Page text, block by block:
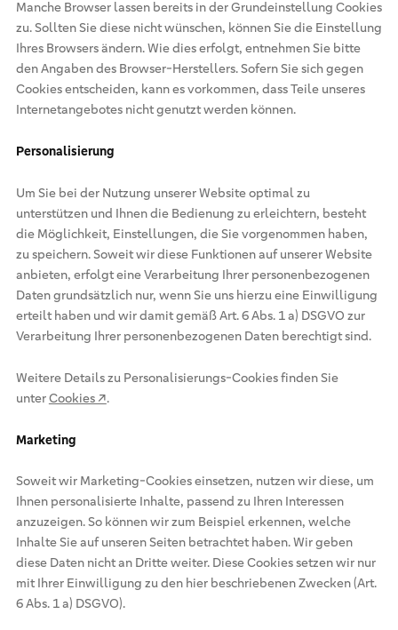
Manche Browser lassen bereits in der Grundeinstellung Cookies
zu. Sollten Sie diese nicht wünschen, können Sie die Einstellung
Ihres Browsers ändern. Wie dies erfolgt, entnehmen Sie bitte
den Angaben des Browser-Herstellers. Sofern Sie sich gegen
Cookies entscheiden, kann es vorkommen, dass Teile unseres
Internetangebotes nicht genutzt werden können.
Personalisierung
Um Sie bei der Nutzung unserer Website optimal zu
unterstützen und Ihnen die Bedienung zu erleichtern, besteht
die Möglichkeit, Einstellungen, die Sie vorgenommen haben,
zu speichern. Soweit wir diese Funktionen auf unserer Website
anbieten, erfolgt eine Verarbeitung Ihrer personenbezogenen
Daten grundsätzlich nur, wenn Sie uns hierzu eine Einwilligung
erteilt haben und wir damit gemäß Art. 6 Abs. 1 a) DSGVO zur
Verarbeitung Ihrer personenbezogenen Daten berechtigt sind.
Weitere Details zu Personalisierungs-Cookies finden Sie
unterCookies ↗.
Marketing
Soweit wir Marketing-Cookies einsetzen, nutzen wir diese, um
Ihnen personalisierte Inhalte, passend zu Ihren Interessen
anzuzeigen. So können wir zum Beispiel erkennen, welche
Inhalte Sie auf unseren Seiten betrachtet haben. Wir geben
diese Daten nicht an Dritte weiter. Diese Cookies setzen wir nur
mit Ihrer Einwilligung zu den hier beschriebenen Zwecken (Art.
6 Abs. 1 a) DSGVO).